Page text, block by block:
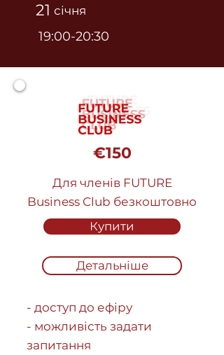
21 січня
19:00-20:30
€150
Для членів FUTURE
Business Club безкоштовно
Купити
Детальніше
- доступ до ефіру
- можливість задати
запитання